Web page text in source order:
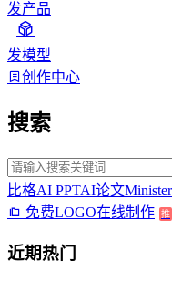
发产品
发模型
创作中心
搜索
比格AI PPTAI论文
免费LOGO在线制作
推
近期热门